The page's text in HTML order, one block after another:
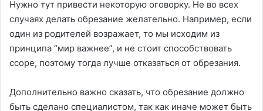
Нужно тут привести некоторую оговорку. Не во всех
случаях делать обрезание желательно. Например, если
один из родителей возражает, то мы исходим из
принципа “мир важнее”, и не стоит способствовать
ссоре, поэтому тогда лучше отказаться от обрезания.
Дополнительно важно сказать, что обрезание должно
быть сделано специалистом, так как иначе может быть